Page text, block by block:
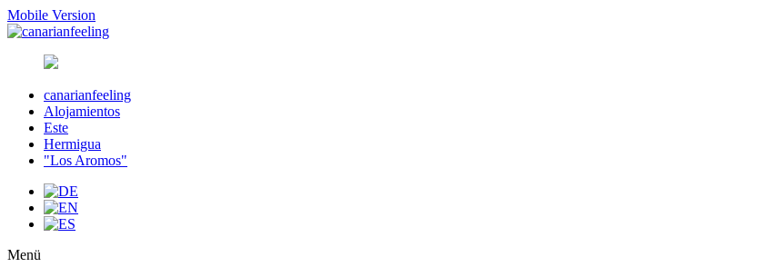
Mobile Version
canarianfeeling
Alojamientos
Este
Hermigua
"Los Aromos"
Menü